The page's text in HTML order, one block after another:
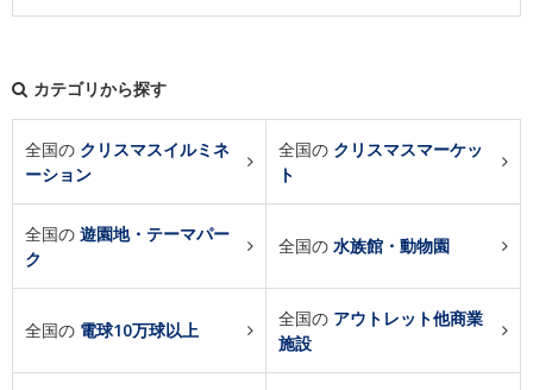
カテゴリから探す
全国の クリスマスイルミネ
ーション
全国の クリスマスマーケッ
ト
全国の 遊園地・テーマパー
ク
全国の 水族館・動物園
全国の 電球10万球以上
全国の アウトレット他商業
施設